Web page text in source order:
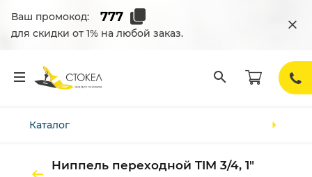
Ваш промокод:
для скидки от 1% на любой заказ.
Каталог
Ниппель переходной TIM 3/4, 1"